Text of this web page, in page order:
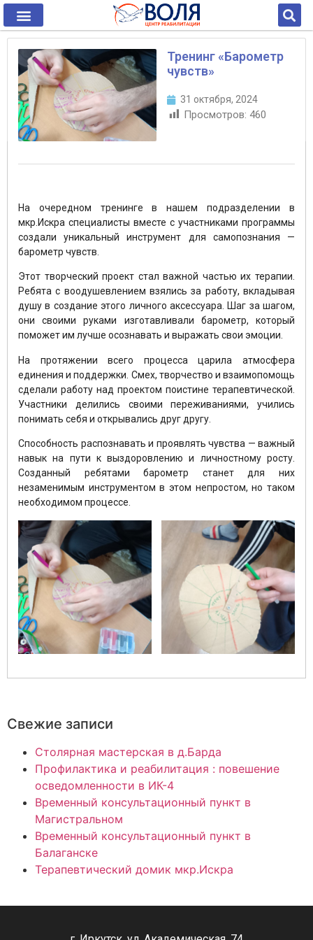
Тренинг «Барометр
чувств»
31 октября, 2024
Просмотров: 460
На очередном тренинге в нашем подразделении в
мкр.Искра специалисты вместе с участниками программы
создали уникальный инструмент для самопознания —
барометр чувств.
Этот творческий проект стал важной частью их терапии.
Ребята с воодушевлением взялись за работу, вкладывая
душу в создание этого личного аксессуара. Шаг за шагом,
они своими руками изготавливали барометр, который
поможет им лучше осознавать и выражать свои эмоции.
На протяжении всего процесса царила атмосфера
единения и поддержки. Смех, творчество и взаимопомощь
сделали работу над проектом поистине терапевтической.
Участники делились своими переживаниями, учились
понимать себя и открывались друг другу.
Способность распознавать и проявлять чувства — важный
навык на пути к выздоровлению и личностному росту.
Созданный ребятами барометр станет для них
незаменимым инструментом в этом непростом, но таком
необходимом процессе.
Свежие записи
Столярная мастерская в д.Барда
Профилактика и реабилитация : повешение
осведомленности в ИК-4
Временный консультационный пункт в
Магистральном
Временный консультационный пункт в
Балаганске
Терапевтический домик мкр.Искра